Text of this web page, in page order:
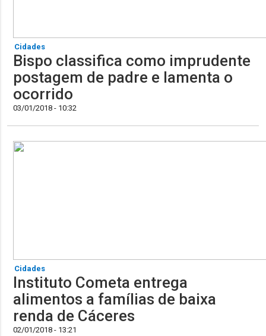
Cidades
Bispo classifica como imprudente
postagem de padre e lamenta o
ocorrido
03/01/2018 - 10:32
Cidades
Instituto Cometa entrega
alimentos a famílias de baixa
renda de Cáceres
02/01/2018 - 13:21